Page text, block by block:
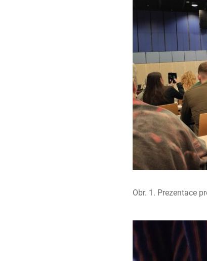
Obr. 1. Prezentace